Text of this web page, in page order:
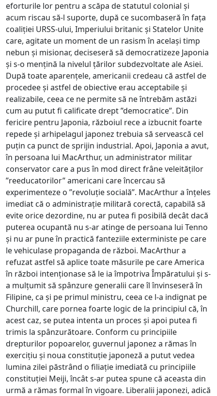
eforturile lor pentru a scăpa de statutul colonial și
acum riscau să-l suporte, după ce sucombaseră în fața
coaliției URSS-ului, Imperiului britanic și Statelor Unite
care, agitate un moment de un rasism în același timp
nebun și misionar, deciseseră să democratizeze Japonia
și s-o mențină la nivelul țărilor subdezvoltate ale Asiei.
După toate aparențele, americanii credeau că astfel de
procedee și astfel de obiective erau acceptabile și
realizabile, ceea ce ne permite să ne întrebăm astăzi
cum au putut fi calificate drept ”democratice”. Din
fericire pentru Japonia, războiul rece a izbucnit foarte
repede și arhipelagul japonez trebuia să servească cel
puțin ca punct de sprijin industrial. Apoi, Japonia a avut,
în persoana lui MacArthur, un administrator militar
conservator care a pus în mod direct frâne veleităților
”reeducatorilor” americani care încercau să
experimenteze o ”revoluție socială”. MacArthur a înțeles
imediat că o administrație militară corectă, capabilă să
evite orice dezordine, nu ar putea fi posibilă decât dacă
puterea ocupantă nu s-ar atinge de persoana lui Tenno
și nu ar pune în practică fanteziile exterministe pe care
le vehiculase propaganda de război. MacArthur a
refuzat astfel să aplice toate măsurile pe care America
în război intenționase să le ia împotriva Împăratului și s-
a mulțumit să spânzure generalii care îl învinseseră în
Filipine, ca și pe primul ministru, ceea ce l-a indignat pe
Churchill, care pornea foarte logic de la principiul că, în
acest caz, se putea intenta un proces și apoi putea fi
trimis la spânzurătoare. Conform cu principiile
drepturilor popoarelor, guvernul japonez a rămas în
exercițiu și noua constituție japoneză a putut vedea
lumina zilei păstrând o filiație imediată cu principiile
constituției Meiji, încât s-ar putea spune că aceasta din
urmă a rămas formal în vigoare. Liberalii japonezi, adică